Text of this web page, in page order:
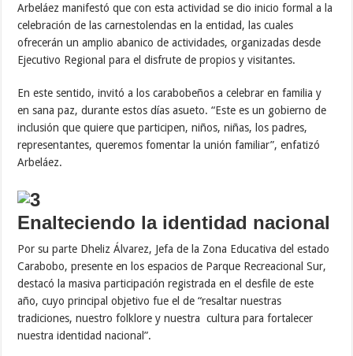
Arbeláez manifestó que con esta actividad se dio inicio formal a la
celebración de las carnestolendas en la entidad, las cuales
ofrecerán un amplio abanico de actividades, organizadas desde
Ejecutivo Regional para el disfrute de propios y visitantes.
En este sentido, invitó a los carabobeños a celebrar en familia y
en sana paz, durante estos días asueto. “Este es un gobierno de
inclusión que quiere que participen, niños, niñas, los padres,
representantes, queremos fomentar la unión familiar”, enfatizó
Arbeláez.
Enalteciendo la identidad nacional
Por su parte Dheliz Álvarez, Jefa de la Zona Educativa del estado
Carabobo, presente en los espacios de Parque Recreacional Sur,
destacó la masiva participación registrada en el desfile de este
año, cuyo principal objetivo fue el de “resaltar nuestras
tradiciones, nuestro folklore y nuestra cultura para fortalecer
nuestra identidad nacional”.